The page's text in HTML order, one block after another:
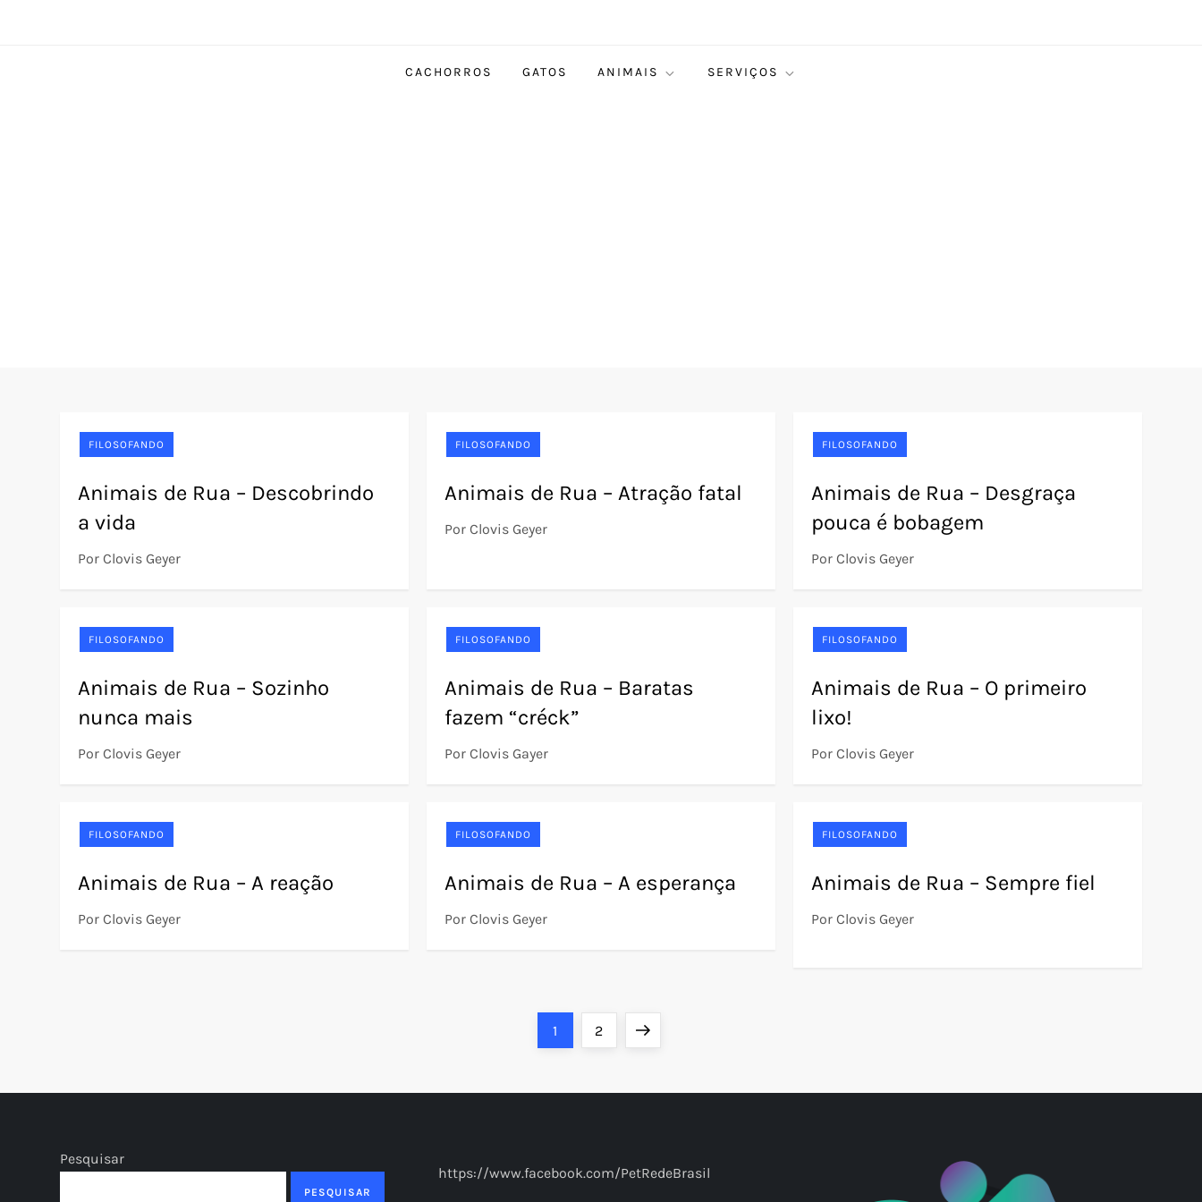
CACHORROS GATOS ANIMAIS SERVIÇOS
FILOSOFANDO
Animais de Rua – Descobrindo
a vida
Por Clovis Geyer
FILOSOFANDO
Animais de Rua – Atração fatal
Por Clovis Geyer
FILOSOFANDO
Animais de Rua – Desgraça
pouca é bobagem
Por Clovis Geyer
FILOSOFANDO
Animais de Rua – Sozinho
nunca mais
Por Clovis Geyer
FILOSOFANDO
Animais de Rua – Baratas
fazem “créck”
Por Clovis Gayer
FILOSOFANDO
Animais de Rua – O primeiro
lixo!
Por Clovis Geyer
FILOSOFANDO
Animais de Rua – A reação
Por Clovis Geyer
FILOSOFANDO
Animais de Rua – A esperança
Por Clovis Geyer
FILOSOFANDO
Animais de Rua – Sempre fiel
Por Clovis Geyer
i
Page
1 Page
2 Next
Pesquisar
PESQUISAR
https://www.facebook.com/PetRedeBrasil